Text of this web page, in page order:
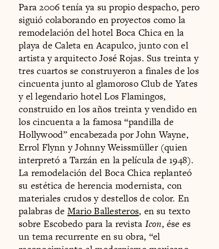
Para 2006 tenía ya su propio despacho, pero
siguió colaborando en proyectos como la
remodelación del hotel Boca Chica en la
playa de Caleta en Acapulco, junto con el
artista y arquitecto José Rojas. Sus treinta y
tres cuartos se construyeron a finales de los
cincuenta junto al glamoroso Club de Yates
y el legendario hotel Los Flamingos,
construido en los años treinta y vendido en
los cincuenta a la famosa “pandilla de
Hollywood” encabezada por John Wayne,
Errol Flynn y Johnny Weissmüller (quien
interpretó a Tarzán en la película de 1948).
La remodelación del Boca Chica replanteó
su estética de herencia modernista, con
materiales crudos y destellos de color. En
palabras de Mario Ballesteros, en su texto
sobre Escobedo para la revista Icon, ése es
un tema recurrente en su obra, “el